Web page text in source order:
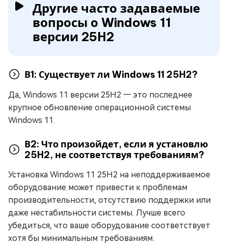
Другие часто задаваемые
вопросы о Windows 11
версии 25H2
В1: Существует ли Windows 11 25H2?
Да, Windows 11 версии 25H2 — это последнее
крупное обновление операционной системы
Windows 11.
В2: Что произойдет, если я установлю
25H2, не соответствуя требованиям?
Установка Windows 11 25H2 на неподдерживаемое
оборудование может привести к проблемам
производительности, отсутствию поддержки или
даже нестабильности системы. Лучше всего
убедиться, что ваше оборудование соответствует
хотя бы минимальным требованиям.